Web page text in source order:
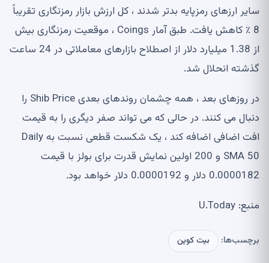
سایر ارزهای رمزپایه بدتر شدند ، کل ارزش بازار رمزنگاری تقریباً
8 ٪ کاهش یافت. طبق آمار Coings ، موقعیت رمزنگاری بیش
از 1.38 میلیارد دلار از اصطلاح بازارهای معاملاتی در 24 ساعت
گذشته انحلال شد.
در روزهای بعد ، همه چشمان روندهای بعدی Shib Price را
دنبال می کنند. در حالی که می تواند صفر دیگری را به قیمت
افت اضافی اضافه کند ، یک شکست قطعی نسبت به Daily
SMA 50 و 200 اولین نمایش قدرت برای بولز با قیمت
0.0000182 دلار و 0.0000192 دلار خواهد بود.
منبع: U.Today
برچسب‌ها: بیت کوین